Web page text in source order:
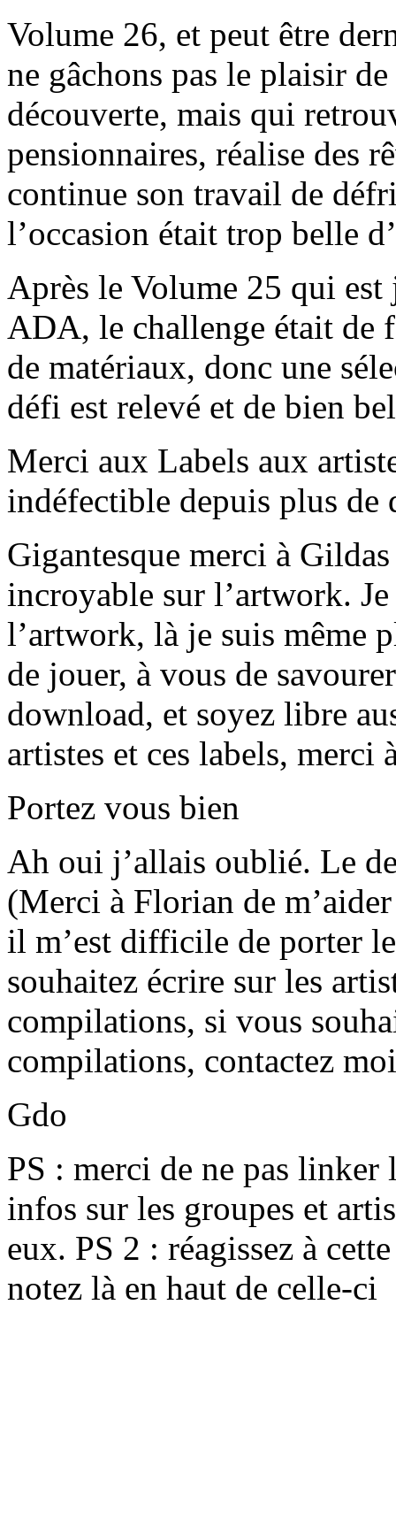
Volume 26, et peut être
ne gâchons pas le plaisir
découverte, mais qui
pensionnaires, réalise des
continue son travail de
l’occasion était trop belle
Après le Volume 25 qui
ADA, le challenge était de
de matériaux, donc une
défi est relevé et de bien
Merci aux Labels aux
indéfectible depuis plus de
Gigantesque merci à
incroyable sur l’artwork.
l’artwork, là je suis même
de jouer, à vous de
download, et soyez libre
artistes et ces labels, merci
Portez vous bien
Ah oui j’allais oublié. Le
(Merci à Florian de
il m’est difficile de porter
souhaitez écrire sur les
compilations, si vous
compilations, contactez moi
Gdo
PS : merci de ne pas
infos sur les groupes et
eux. PS 2 : réagissez à
notez là en haut de celle-ci